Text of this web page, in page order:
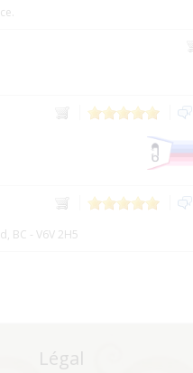
BC - V6V 2H5
Légal